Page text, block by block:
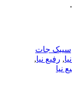
سیبک جات
, رفیع نیا,
نیا